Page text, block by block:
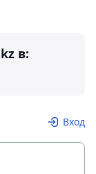
в:
Вход